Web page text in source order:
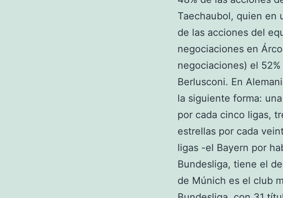
Taechaubol, quien en
de las acciones del
negociaciones en
negociaciones) el
Berlusconi. En
la siguiente forma:
por cada cinco ligas,
estrellas por cada
ligas -el Bayern por
Bundesliga, tiene el
de Múnich es el club